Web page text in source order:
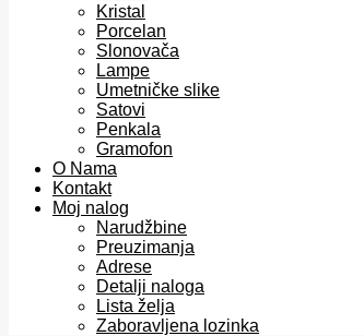
Kristal
Porcelan
Slonovača
Lampe
Umetničke slike
Satovi
Penkala
Gramofon
O Nama
Kontakt
Moj nalog
Narudžbine
Preuzimanja
Adrese
Detalji naloga
Lista želja
Zaboravljena lozinka